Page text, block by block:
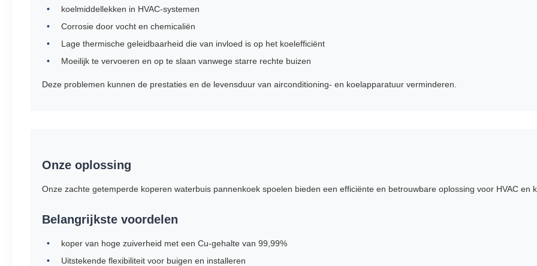
koelmiddellekken in HVAC-systemen
Corrosie door vocht en chemicaliën
Lage thermische geleidbaarheid die van invloed is op het koelefficiënt
Moeilijk te vervoeren en op te slaan vanwege starre rechte buizen
Deze problemen kunnen de prestaties en de levensduur van airconditioning- en koelapparatuur verminderen.
Onze oplossing
Onze zachte getemperde koperen waterbuis pannenkoek spoelen bieden een efficiënte en betrouwbare oplossing voor HVAC en
Belangrijkste voordelen
koper van hoge zuiverheid met een Cu-gehalte van 99,99%
Uitstekende flexibiliteit voor buigen en installeren